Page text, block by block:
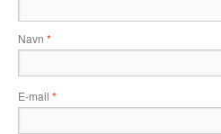
Navn *
E-mail *